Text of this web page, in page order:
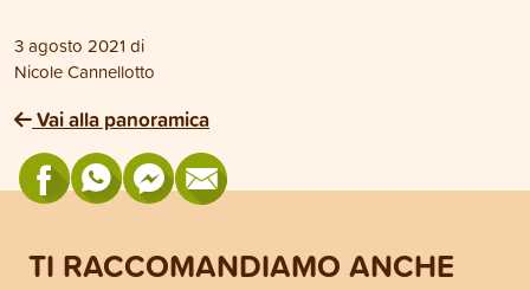
3 agosto 2021 di
Nicole Cannellotto
Vai alla panoramica
TI RACCOMANDIAMO ANCHE